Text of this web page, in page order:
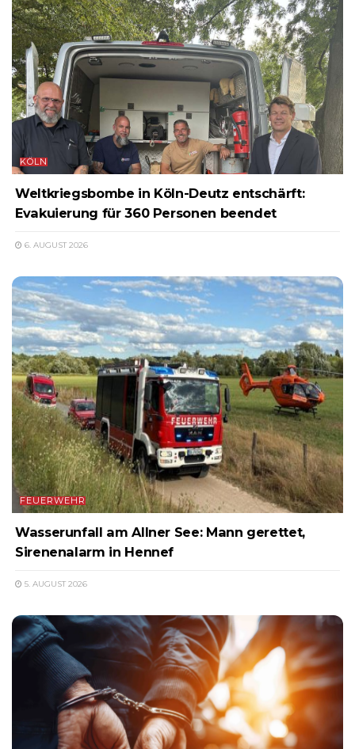
KÖLN
Weltkriegsbombe in Köln-Deutz entschärft:
Evakuierung für 360 Personen beendet
6. AUGUST 2026
FEUERWEHR
Wasserunfall am Allner See: Mann gerettet,
Sirenenalarm in Hennef
5. AUGUST 2026